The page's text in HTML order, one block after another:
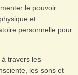
le pouvoir
et
personnelle pour
à travers les
les sons et